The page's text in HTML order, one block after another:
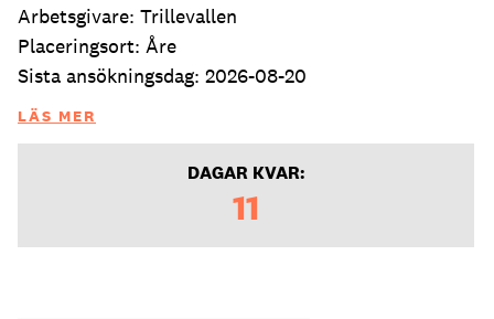
Arbetsgivare: Trillevallen
Placeringsort: Åre
Sista ansökningsdag: 2026-08-20
LÄS MER
DAGAR KVAR:
11